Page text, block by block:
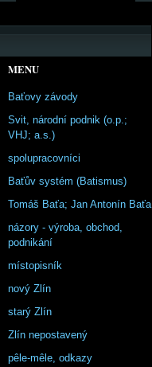
MENU
Baťovy závody
Svit, národní podnik (o.p.;
VHJ; a.s.)
spolupracovníci
Baťův systém (Batismus)
Tomáš Baťa; Jan Antonín Baťa
názory - výroba, obchod,
podnikání
místopisník
nový Zlín
starý Zlín
Zlín nepostavený
pêle-mêle, odkazy